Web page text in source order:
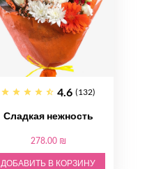
4.6 (132)
Сладкая нежность
278.00 ₪
ДОБАВИТЬ В КОРЗИНУ